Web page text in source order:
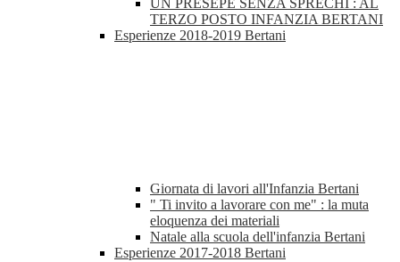
UN PRESEPE SENZA SPRECHI : AL
TERZO POSTO INFANZIA BERTANI
Esperienze 2018-2019 Bertani
Giornata di lavori all'Infanzia Bertani
" Ti invito a lavorare con me" : la muta
eloquenza dei materiali
Natale alla scuola dell'infanzia Bertani
Esperienze 2017-2018 Bertani